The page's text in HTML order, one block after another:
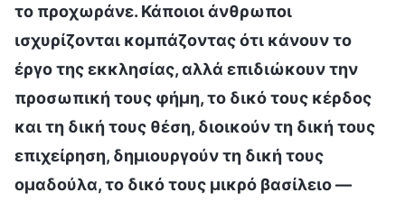
το προχωράνε. Κάποιοι άνθρωποι
ισχυρίζονται κομπάζοντας ότι κάνουν το
έργο της εκκλησίας, αλλά επιδιώκουν την
προσωπική τους φήμη, το δικό τους κέρδος
και τη δική τους θέση, διοικούν τη δική τους
επιχείρηση, δημιουργούν τη δική τους
ομαδούλα, το δικό τους μικρό βασίλειο —